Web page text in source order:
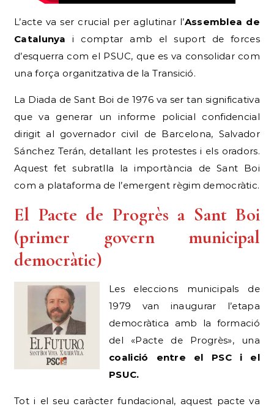
L’acte va ser crucial per aglutinar l’Assemblea de
Catalunya i comptar amb el suport de forces
d’esquerra com el PSUC, que es va consolidar com
una força organitzativa de la Transició.
La Diada de Sant Boi de 1976 va ser tan significativa
que va generar un informe policial confidencial
dirigit al governador civil de Barcelona, Salvador
Sánchez Terán, detallant les protestes i els oradors.
Aquest fet subratlla la importància de Sant Boi
com a plataforma de l’emergent règim democràtic.
El Pacte de Progrès a Sant Boi
(primer govern municipal
democràtic)
Les eleccions municipals de
1979 van inaugurar l’etapa
democràtica amb la formació
del «Pacte de Progrès», una
coalició entre el PSC i el
PSUC.
Tot i el seu caràcter fundacional, aquest pacte va